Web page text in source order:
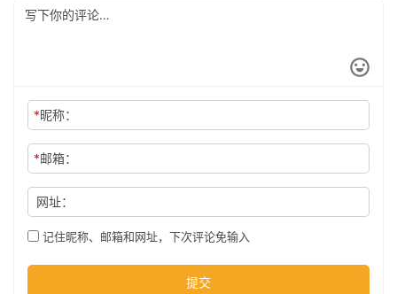
技
*昵称：
*邮箱：
网址：
记住昵称、邮箱和网址，下次评论免输入
提交